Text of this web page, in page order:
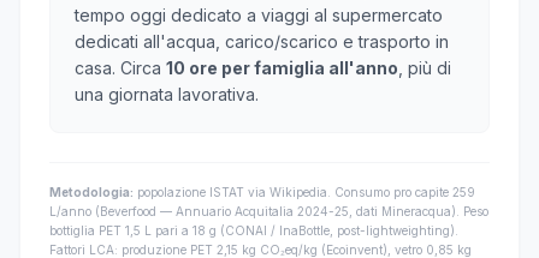
tempo oggi dedicato a viaggi al supermercato
dedicati all'acqua, carico/scarico e trasporto in
casa. Circa 10 ore per famiglia all'anno , più di
una giornata lavorativa.
Metodologia: popolazione ISTAT via Wikipedia. Consumo pro capite 259
L/anno (Beverfood — Annuario Acquitalia 2024-25, dati Mineracqua). Peso
bottiglia PET 1,5 L pari a 18 g (CONAI / InaBottle, post-lightweighting).
Fattori LCA: produzione PET 2,15 kg CO₂eq/kg (Ecoinvent), vetro 0,85 kg